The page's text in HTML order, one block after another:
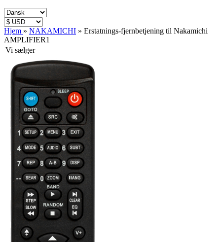
Hjem » NAKAMICHI » Erstatnings-fjernbetjening til Nakamichi
AMPLIFIER1
Vi sælger